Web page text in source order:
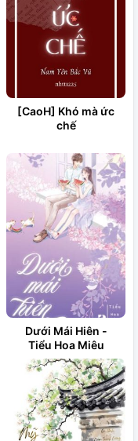
[CaoH] Khó mà ức
chế
Dưới Mái Hiên -
Tiểu Hoa Miêu